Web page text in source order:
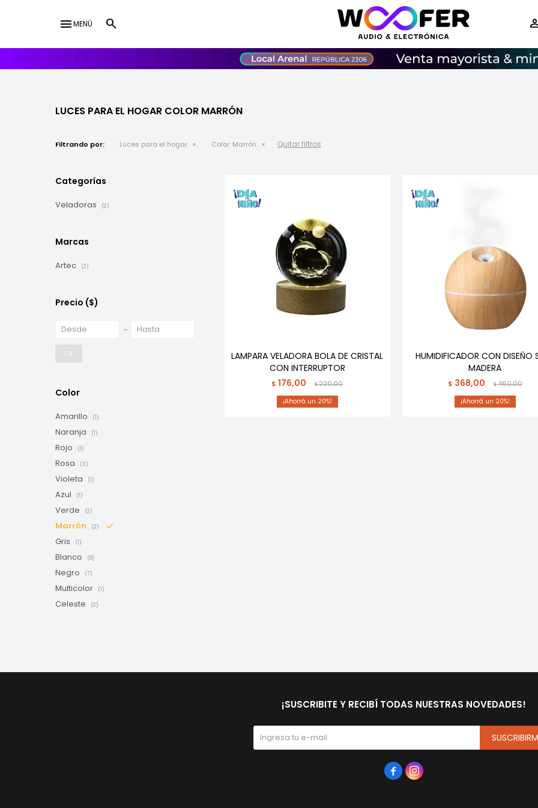
menuMENÚ
LUCES PARA EL HOGAR COLOR MARRÓN
Filtrando por: Luces para el hogar Color: Marrón Quitar filtros
LAMPARA VELADORA BOLA DE CRISTAL
CON INTERRUPTOR
$ 176,00 $220,00
20
HUMIDIFICADOR CON DISEÑO
MADERA
$ 368,00 $460,00
20
Categorías
Veladoras (2)
Marcas
Artec (2)
Precio ($)
OK
Color
Amarillo (1)
Naranja (1)
Rojo (1)
Rosa (3)
Violeta (1)
Azul (1)
Verde (2)
Marrón (2)
Gris (1)
Blanco (8)
Negro (7)
Multicolor (1)
Celeste (2)
¡SUSCRIBITE Y RECIBÍ TODAS NUESTRAS NOVEDADES!
 